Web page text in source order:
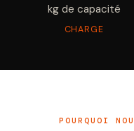
kg de capacité
CHARGE
POURQUOI